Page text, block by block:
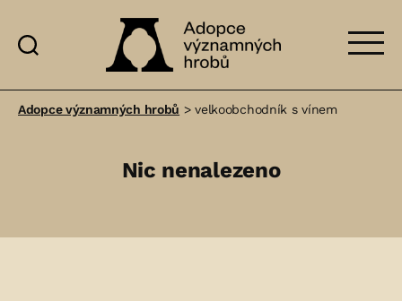
významných
Adopce významných hrobů >velkoobchodník s vínem
Nic nenalezeno